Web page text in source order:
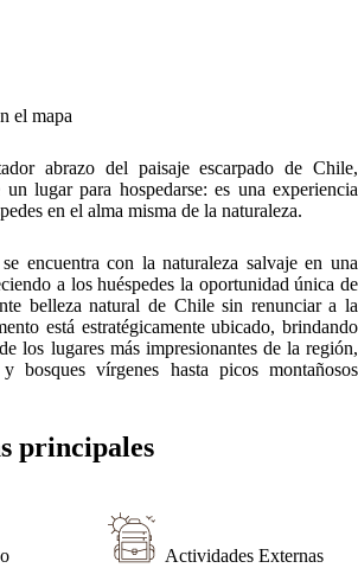
el mapa
abrazo del paisaje escarpado de Chile,
lugar para hospedarse: es una experiencia
en el alma misma de la naturaleza.
encuentra con la naturaleza salvaje en una
a los huéspedes la oportunidad única de
belleza natural de Chile sin renunciar a la
está estratégicamente ubicado, brindando
los lugares más impresionantes de la región,
bosques vírgenes hasta picos montañosos
principales
Actividades Externas